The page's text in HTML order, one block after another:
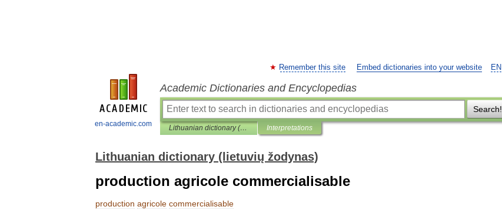
en-academic.com
EN
Remember this site Embed dictionaries into your website
Academic Dictionaries and Encyclopedias
Search!
Lithuanian dictionary (lietuvių žodynas) Interpretations
Lithuanian dictionary (lietuvių žodynas)
production agricole commercialisable
production agricole commercialisable